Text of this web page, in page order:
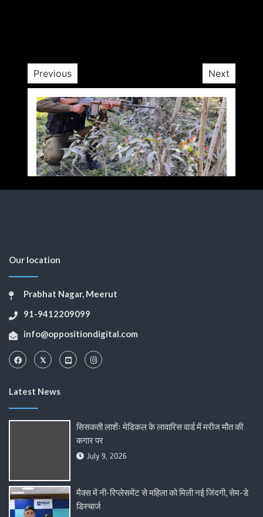
Previous Next
Our location
Prabhat Nagar, Meerut
91-9412209099
info@oppositiondigital.com
Latest News
सिसकती लाशेंः मेडिकल के लावारिस वार्ड में मरीज मौत की
कगार पर
July 9, 2026
मैक्स में नी-रिप्लेसमेंट से महिला को मिली नई जिंदगी, सेम-डे
डिस्चार्ज